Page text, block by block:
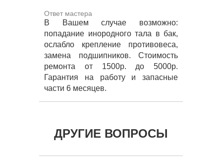
Ответ мастера
В Вашем случае возможно:
попадание инородного тала в бак,
ослабло крепление противовеса,
замена подшипников. Стоимость
ремонта от 1500р. до 5000р.
Гарантия на работу и запасные
части 6 месяцев.
ДРУГИЕ ВОПРОСЫ